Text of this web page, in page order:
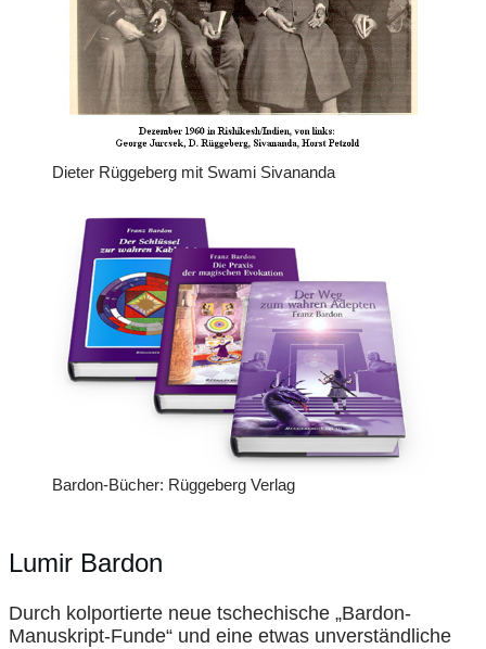
Dieter Rüggeberg mit Swami Sivananda
Bardon-Bücher: Rüggeberg Verlag
Lumir Bardon
Durch kolportierte neue tschechische „Bardon-
Manuskript-Funde“ und eine etwas unverständliche